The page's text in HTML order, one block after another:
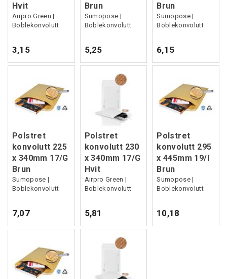
Hvit
Airpro Green |
Boblekonvolutt
3,15
Brun
Sumopose |
Boblekonvolutt
5,25
Brun
Sumopose |
Boblekonvolutt
6,15
Polstret
konvolutt 225
x 340mm 17/G
Brun
Sumopose |
Boblekonvolutt
7,07
Polstret
konvolutt 230
x 340mm 17/G
Hvit
Airpro Green |
Boblekonvolutt
5,81
Polstret
konvolutt 295
x 445mm 19/I
Brun
Sumopose |
Boblekonvolutt
10,18